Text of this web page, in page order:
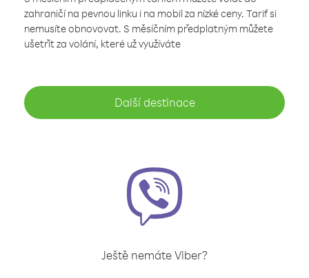
zahraničí na pevnou linku i na mobil za nízké ceny. Tarif si
nemusíte obnovovat. S měsíčním předplatným můžete
ušetřit za volání, které už využíváte
Další destinace
Ještě nemáte Viber?